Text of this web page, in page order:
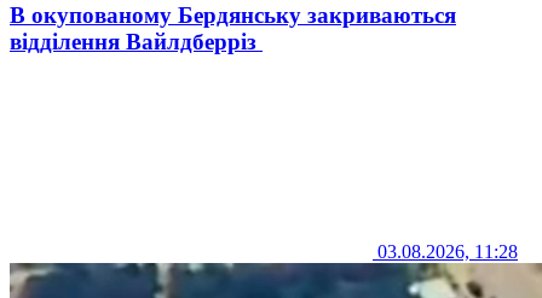
В окупованому Бердянську закриваються
відділення Вайлдберріз
03.08.2026, 11:28